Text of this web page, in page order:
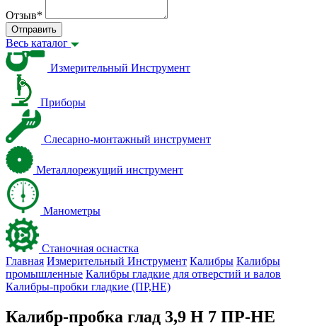
Отзыв*
Отправить
Весь каталог
Измерительный Инструмент
Приборы
Слесарно-монтажный инструмент
Металлорежущий инструмент
Манометры
Станочная оснастка
Главная Измерительный Инструмент Калибры Калибры
промышленные Калибры гладкие для отверстий и валов
Калибры-пробки гладкие (ПР,НЕ)
Калибр-пробка глад 3,9 H 7 ПР-НЕ